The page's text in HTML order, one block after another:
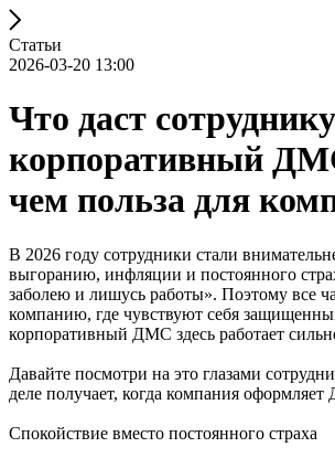
Статьи
2026-03-20 13:00
Что даст сотруднику
корпоративный
чем польза для
В 2026 году сотрудники стали
выгоранию, инфляции и постоянного
заболею и лишусь работы». Поэтому все
компанию, где чувствуют себя
корпоративный ДМС здесь работает
Давайте посмотри на это глазами
деле получает, когда компания
Спокойствие вместо постоянного страха